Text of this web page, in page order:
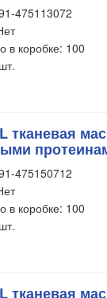
475113072
в коробке: 100
тканевая
475150712
в коробке: 100
тканевая